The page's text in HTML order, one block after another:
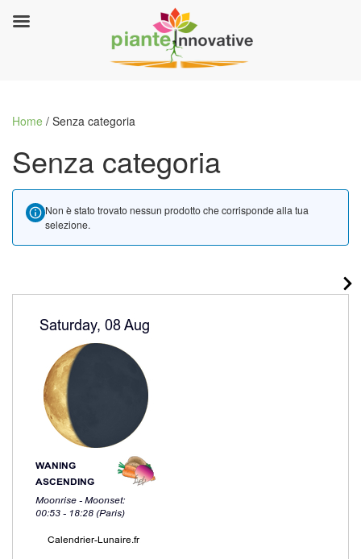
Home / Senza categoria
Senza categoria
Non è stato trovato nessun prodotto che corrisponde alla tua
selezione.